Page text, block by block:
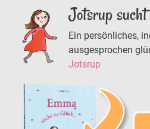
Jotsrup
Ein persönliches,
ausgesprochen
Jotsrup